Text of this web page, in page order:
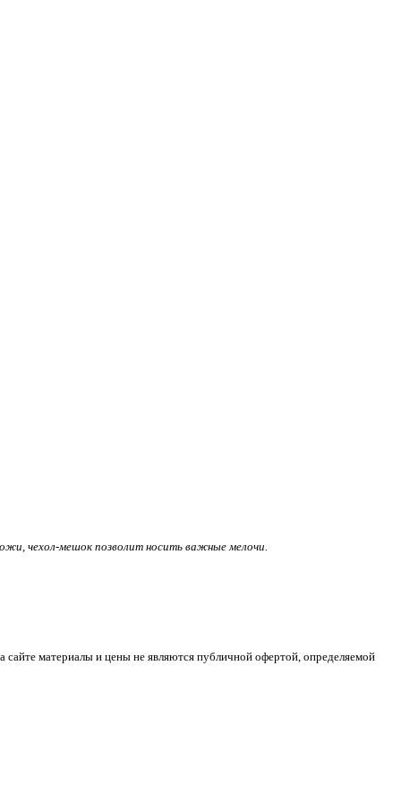
чехол-мешок позволит носить важные мелочи.
материалы и цены не являются публичной офертой, определяемой